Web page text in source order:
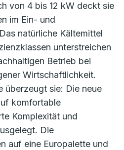
von 4 bis 12 kW deckt sie
im Ein- und
natürliche Kältemittel
unterstreichen
Betrieb bei
Wirtschaftlichkeit.
überzeugt sie: Die neue
komfortable
Komplexität und
Die
auf eine Europalette und